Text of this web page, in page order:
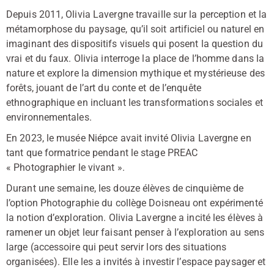
Depuis 2011, Olivia Lavergne travaille sur la perception et la
métamorphose du paysage, qu’il soit artificiel ou naturel en
imaginant des dispositifs visuels qui posent la question du
vrai et du faux. Olivia interroge la place de l’homme dans la
nature et explore la dimension mythique et mystérieuse des
forêts, jouant de l’art du conte et de l’enquête
ethnographique en incluant les transformations sociales et
environnementales.
En 2023, le musée Niépce avait invité Olivia Lavergne en
tant que formatrice pendant le stage PREAC
« Photographier le vivant ».
Durant une semaine, les douze élèves de cinquième de
l’option Photographie du collège Doisneau ont expérimenté
la notion d’exploration. Olivia Lavergne a incité les élèves à
ramener un objet leur faisant penser à l’exploration au sens
large (accessoire qui peut servir lors des situations
organisées). Elle les a invités à investir l’espace paysager et